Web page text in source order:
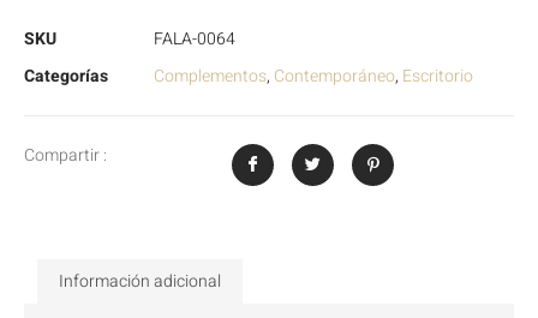
SKU
FALA-0064
Categorías
Complementos, Contemporáneo, Escritorio
Compartir :
Información adicional